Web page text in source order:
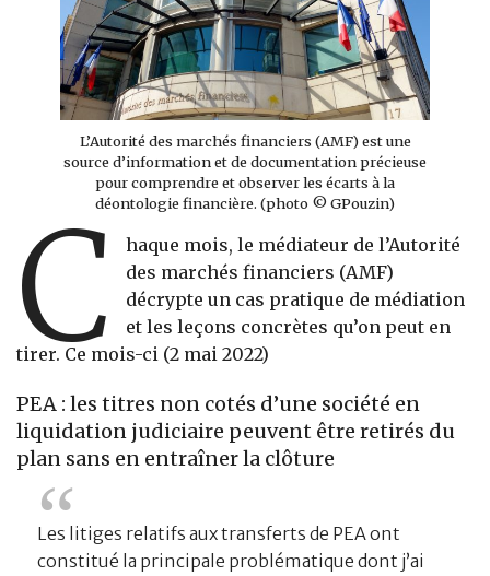
L’Autorité des marchés financiers (AMF) est une
source d’information et de documentation précieuse
pour comprendre et observer les écarts à la
déontologie financière. (photo © GPouzin)
C
haque mois, le médiateur de l’Autorité
des marchés financiers (AMF)
décrypte un cas pratique de médiation
et les leçons concrètes qu’on peut en
tirer. Ce mois-ci (2 mai 2022)
PEA : les titres non cotés d’une société en
liquidation judiciaire peuvent être retirés du
plan sans en entraîner la clôture
Les litiges relatifs aux transferts de PEA ont
constitué la principale problématique dont j’ai